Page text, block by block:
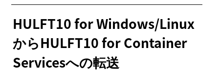
HULFT10 for Windows/Linux
からHULFT10 for Container
Servicesへの転送